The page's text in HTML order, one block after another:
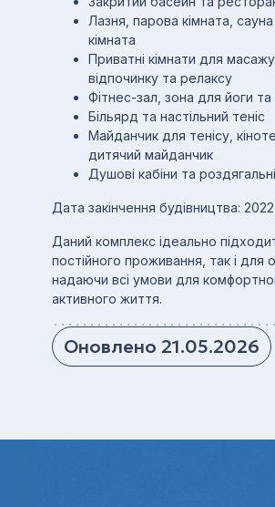
Лазня, парова кімната,
кімната
Приватні кімнати для
відпочинку та релаксу
Фітнес-зал, зона для йоги та
Більярд та настільний теніс
Майданчик для тенісу,
дитячий майданчик
Душові кабіни та роздягальні
Дата закінчення будівництва: 2022
Даний комплекс ідеально
постійного проживання, так і для
надаючи всі умови для
активного життя.
Оновлено 21.05.2026